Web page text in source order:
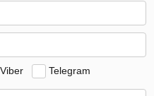
Viber Telegram